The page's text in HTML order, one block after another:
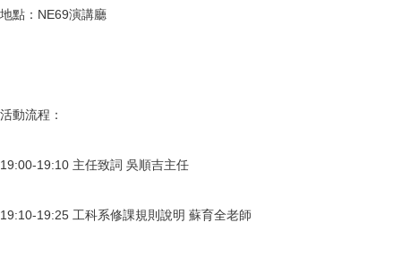
地點：NE69演講廳
活動流程：
19:00-19:10 主任致詞 吳順吉主任
19:10-19:25 工科系修課規則說明 蘇育全老師